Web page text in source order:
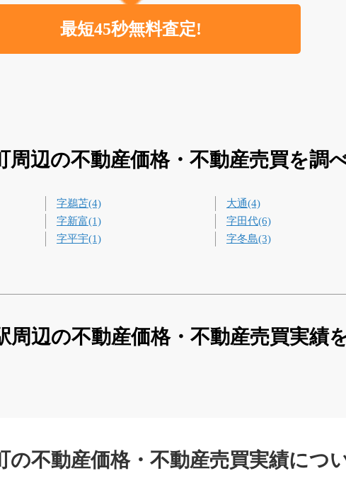
周辺の不動産価格・不動産売買を調
字鵜苫(4) 大通(4)
字新富(1) 字田代(6)
字平宇(1) 字冬島(3)
周辺の不動産価格・不動産売買実績
の不動産価格・不動産売買実績につ